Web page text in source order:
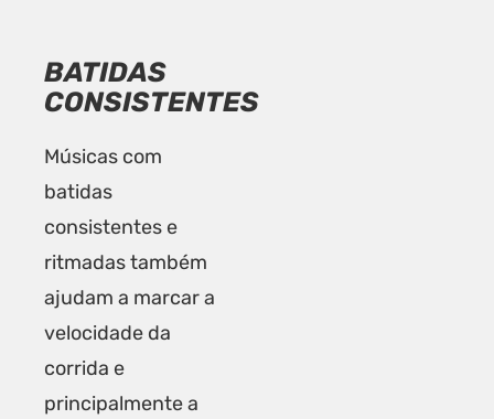
BATIDAS
CONSISTENTES
Músicas com
batidas
consistentes e
ritmadas também
ajudam a marcar a
velocidade da
corrida e
principalmente a